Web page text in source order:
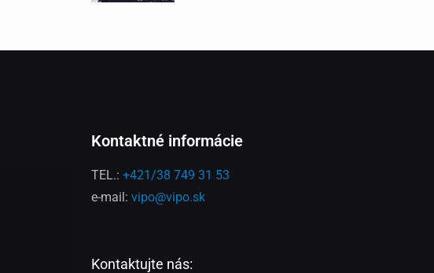
Kontaktné informácie
TEL.: +421/38 749 31 53
e-mail: vipo@vipo.sk
Kontaktujte nás: